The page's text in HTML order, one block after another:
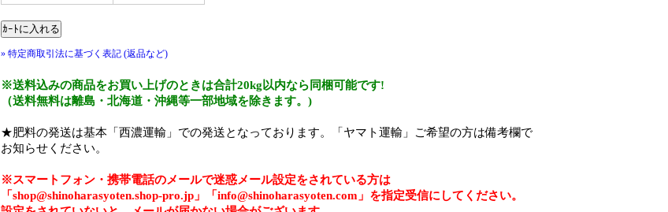
» 特定商取引法に基づく表記 (返品など)
※送料込みの商品をお買い上げのときは合計20kg以内なら同梱可能です!
（送料無料は離島・北海道・沖縄等一部地域を除きます。)
★肥料の発送は基本「西濃運輸」での発送となっております。「ヤマト運輸」ご希望の方は備考欄で
お知らせください。
※スマートフォン・携帯電話のメールで迷惑メール設定をされている方は
「shop@shinoharasyoten.shop-pro.jp」「info@shinoharasyoten.com」を指定受信にしてください。